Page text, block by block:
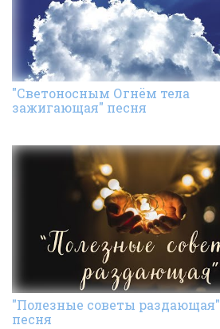
"Светоносным Огнём тела
зажигающая" песня
"Полезные советы раздающая"
песня